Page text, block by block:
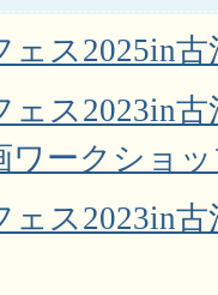
ェス2025in
ェス2023in
ワークショ
ェス2023in